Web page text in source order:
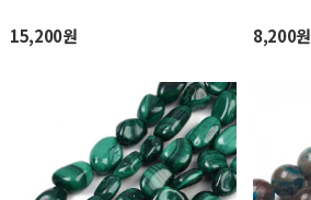
15,200원 8,200원